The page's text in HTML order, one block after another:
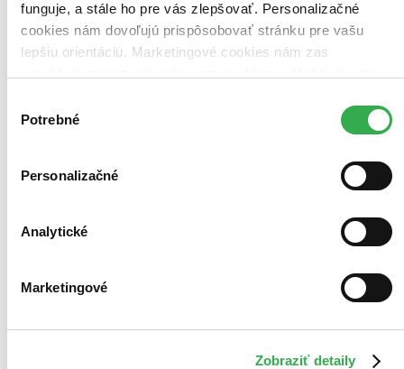
funguje, a stále ho pre vás zlepšovať. Personalizačné
cookies nám dovoľujú prispôsobovať stránku pre vašu
lepšiu orientáciu. Marketingové cookies nám zas
keby sme mohli používať všetky tieto cookies. Ďakujeme!
súhlasu
Potrebné
Personalizačné
Analytické
Marketingové
Zobraziť detaily